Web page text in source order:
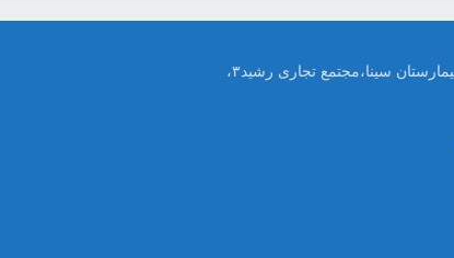
تهران ،خیابان امام خمینی،روبروی بیمارستان سینا،مجتمع تجاری رشید۳،